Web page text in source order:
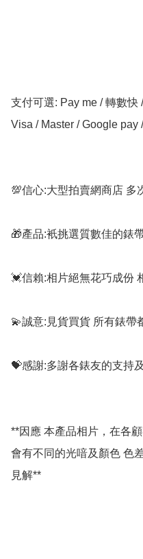
支付可選: Pay me / 轉數快
Visa / Master / Google pay
💯信心:大型拍賣網商店 多
🎁產品:衹挑選質數佳的錶
💓信賴:相片絕無花巧成份
💫誠意:見貨買貨 所有錶帶
💝感謝:多謝各錶友的支持
**因應 本產品相片，在各
會有不同的光喑及顏色 色
見解**